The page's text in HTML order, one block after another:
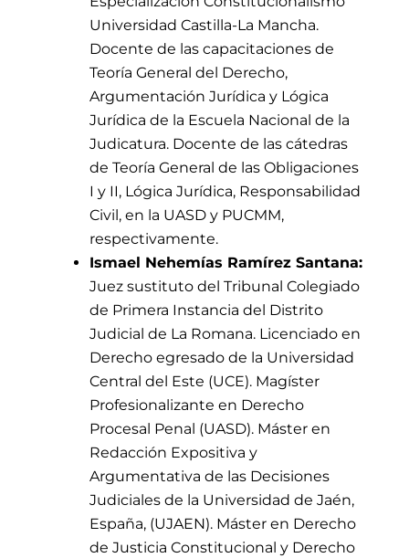
Universidad Castilla-La Mancha.
Docente de las capacitaciones de
Teoría General del Derecho,
Argumentación Jurídica y Lógica
Jurídica de la Escuela Nacional de la
Judicatura. Docente de las cátedras
de Teoría General de las Obligaciones
I y II, Lógica Jurídica, Responsabilidad
Civil, en la UASD y PUCMM,
respectivamente.
Ismael Nehemías Ramírez Santana:
Juez sustituto del Tribunal Colegiado
de Primera Instancia del Distrito
Judicial de La Romana. Licenciado en
Derecho egresado de la Universidad
Central del Este (UCE). Magíster
Profesionalizante en Derecho
Procesal Penal (UASD). Máster en
Redacción Expositiva y
Argumentativa de las Decisiones
Judiciales de la Universidad de Jaén,
España, (UJAEN). Máster en Derecho
de Justicia Constitucional y Derecho